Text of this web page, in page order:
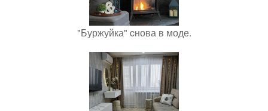
"Буржуйка" cнова в моде.